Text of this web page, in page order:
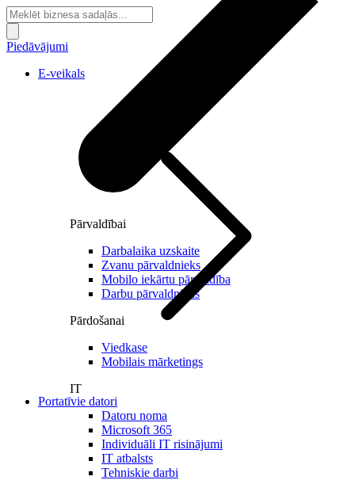
Pārvaldībai
Darbalaika uzskaite
Zvanu pārvaldnieks
Mobilo iekārtu pārvaldība
Darbu pārvaldnieks
Pārdošanai
Viedkase
Mobilais mārketings
IT
Datoru noma
Microsoft 365
Individuāli IT risinājumi
IT atbalsts
Tehniskie darbi
Piedāvājumi
E-veikals
Portatīvie datori